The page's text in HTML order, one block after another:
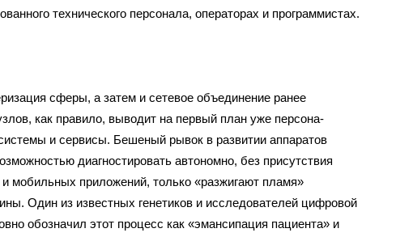
технического персонала, операторах и программистах.
сферы, а затем и сетевое объединение ранее
как правило, выводит на первый план уже персона-
и сервисы. Бешеный рывок в развитии аппаратов
диагностировать автономно, без присутствия
мобильных приложений, только «разжигают пламя»
Один из известных генетиков и исследователей цифровой
обозначил этот процесс как «эмансипация пациента» и